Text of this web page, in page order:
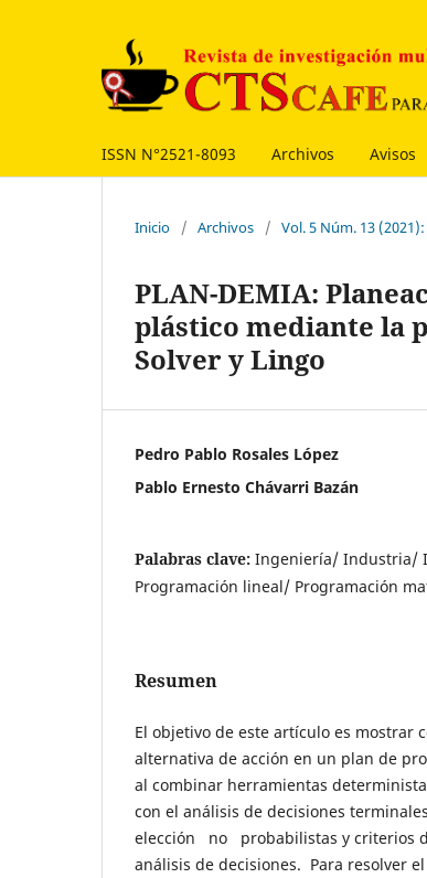
ISSN N°2521-8093 Archivos Avisos
Inicio / Archivos / Vol. 5 Núm. 13
PLAN-DEMIA:
plástico mediante la
Solver y Lingo
Pedro Pablo Rosales López
Pablo Ernesto Chávarri Bazán
Palabras clave: Ingeniería/ Industria/
Programación lineal/ Programación
Resumen
El objetivo de este artículo es mostrar
alternativa de acción en un plan de
al combinar herramientas
con el análisis de decisiones
elección no probabilistas y criterios
análisis de decisiones. Para resolver